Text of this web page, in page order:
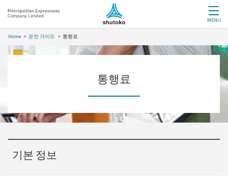
MENU
Home 운전 가이드 통행료
통행료
기본 정보